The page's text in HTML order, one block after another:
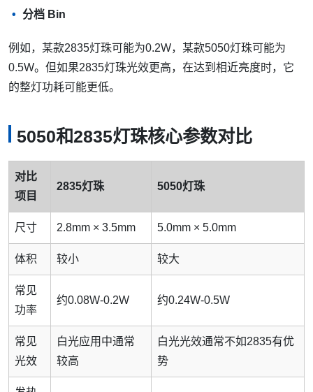
分档 Bin
例如，某款2835灯珠可能为0.2W，某款5050灯珠可能为
0.5W。但如果2835灯珠光效更高，在达到相近亮度时，它
的整灯功耗可能更低。
5050和2835灯珠核心参数对比
对比
项目
2835灯珠 5050灯珠
尺寸 2.8mm × 3.5mm 5.0mm × 5.0mm
体积 较小 较大
常见
功率
约0.08W-0.2W 约0.24W-0.5W
常见
光效
白光应用中通常
较高
白光光效通常不如2835有优
势